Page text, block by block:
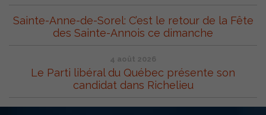
Sainte-Anne-de-Sorel: C’est le retour de la Fête
des Sainte-Annois ce dimanche
4 août 2026
Le Parti libéral du Québec présente son
candidat dans Richelieu